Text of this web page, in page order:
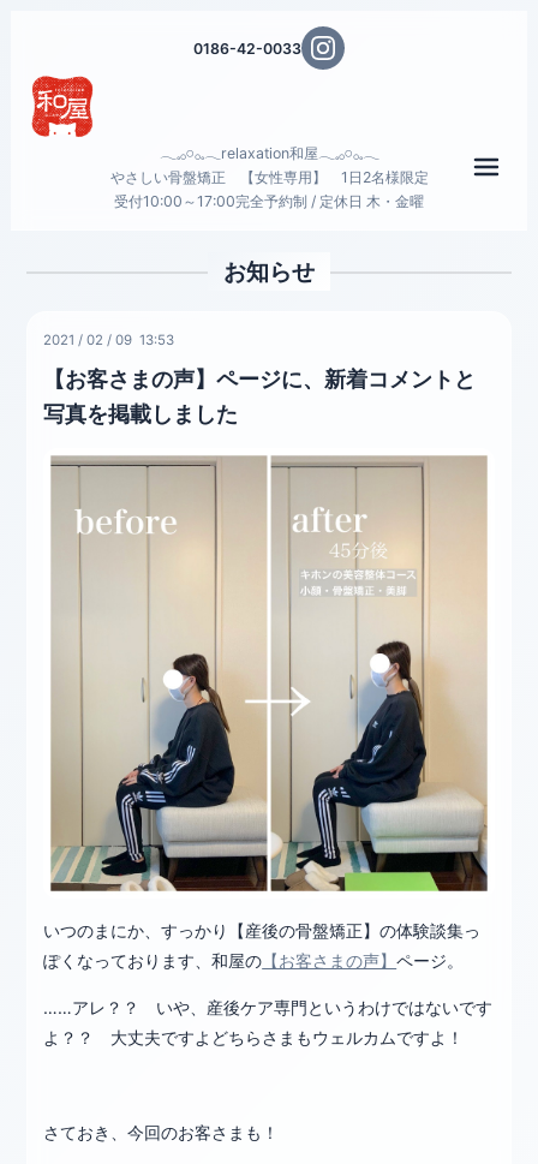
0186-42-0033
𓂃𓈒𓂂𓏸𓂂𓈒𓂃relaxation和屋𓂃𓈒𓂂𓏸𓂂𓈒𓂃
やさしい骨盤矯正 【女性専用】 1日2名様限定
受付10:00～17:00完全予約制 / 定休日 木・金曜
お知らせ
2021 /02 /09 13:53
【お客さまの声】ページに、新着コメントと
写真を掲載しました
いつのまにか、すっかり【産後の骨盤矯正】の体験談集っ
ぽくなっております、和屋の 【お客さまの声】ページ。
……アレ？？ いや、産後ケア専門というわけではないです
よ？？ 大丈夫ですよどちらさまもウェルカムですよ！
さておき、今回のお客さまも！